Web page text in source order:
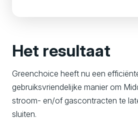
Het resultaat
Greenchoice heeft nu een
gebruiksvriendelijke manier om
stroom- en/of gascontracten te
sluiten.